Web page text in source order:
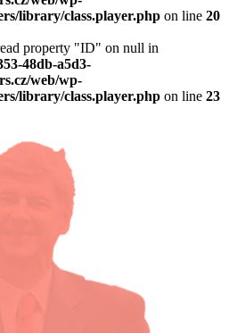
library/class.player.php on line 20
property "ID" on null in
48db-a5d3-
web/wp-
library/class.player.php on line 23